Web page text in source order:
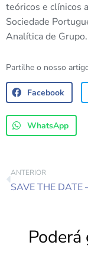
teóricos e clínicos
Sociedade
Analítica de Grupo.
Partilhe o nosso
Facebook
WhatsApp
ANTERIOR